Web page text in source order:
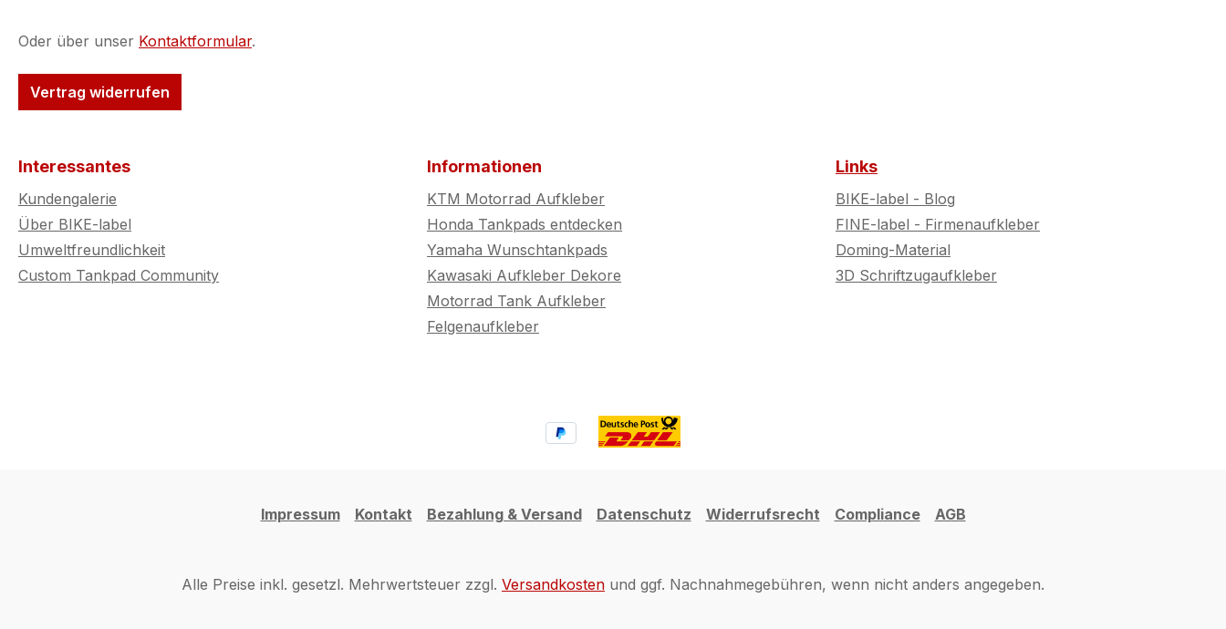
Oder über unser Kontaktformular.
Vertrag widerrufen
Interessantes
Kundengalerie
Über BIKE-label
Umweltfreundlichkeit
Custom Tankpad Community
Informationen
KTM Motorrad Aufkleber
Honda Tankpads entdecken
Yamaha Wunschtankpads
Kawasaki Aufkleber Dekore
Motorrad Tank Aufkleber
Felgenaufkleber
Links
BIKE-label - Blog
FINE-label - Firmenaufkleber
Doming-Material
3D Schriftzugaufkleber
Impressum Kontakt Bezahlung & Versand Datenschutz Widerrufsrecht Compliance AGB
Alle Preise inkl. gesetzl. Mehrwertsteuer zzgl. Versandkosten und ggf. Nachnahmegebühren, wenn nicht anders angegeben.